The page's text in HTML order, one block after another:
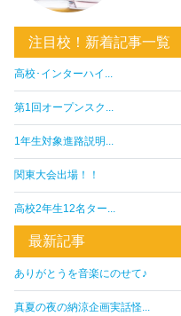
注目校！新着記事一覧
高校･インターハイ...
第1回オープンスク...
1年生対象進路説明...
関東大会出場！！
高校2年生12名ター...
最新記事
ありがとうを音楽にのせて♪
真夏の夜の納涼企画実話怪...